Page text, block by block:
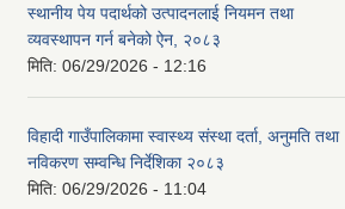
स्थानीय पेय पदार्थको उत्पादनलाई नियमन तथा
व्यवस्थापन गर्न बनेको ऐन, २०८३
मिति: 06/29/2026 - 12:16
विहादी गाउँपालिकामा स्वास्थ्य संस्था दर्ता, अनुमति तथा
नविकरण सम्वन्धि निर्देशिका २०८३
मिति: 06/29/2026 - 11:04